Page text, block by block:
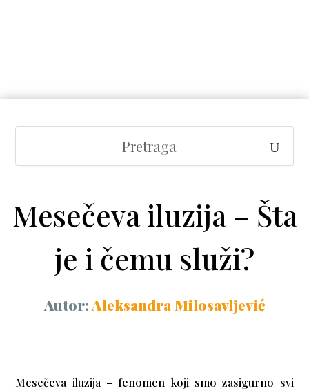
Mesečeva iluzija – Šta
je i čemu služi?
Autor:Aleksandra Milosavljević
Mesečeva iluzija – fenomen koji smo zasigurno svi